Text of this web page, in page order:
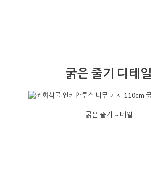
굵은 줄기 디테일
굵은 줄기 디테일